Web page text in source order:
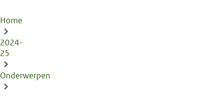
Kruimelpad
Home
2024-
25
Onderwerpen